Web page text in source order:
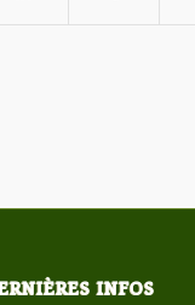
INFOS